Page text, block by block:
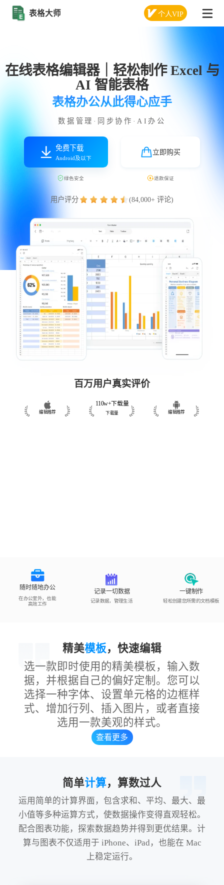
表格大师 个人VIP
在线表格编辑器｜轻松制作 Excel 与
AI 智能表格
表格办公从此得心应手
数据管理·同步协作·AI办公
免费下载
Android及以下
绿色安全
立即购买
退款保证
用户评分 (84,000+ 评论)
百万用户真实评价
编辑推荐
110w+下载量
下载量 编辑推荐
随时随地办公
在办公室外，也能
高效工作
记录一切数据
记录数据，管理生活
一键制作
轻松创建您所需的文档模板
精美模板，快速编辑
选一款即时使用的精美模板，输入数
据，并根据自己的偏好定制。您可以
选择一种字体、设置单元格的边框样
式、增加行列、插入图片，或者直接
选用一款美观的样式。
查看更多
简单计算，算数过人
运用简单的计算界面，包含求和、平均、最大、最
小值等多种运算方式，使数据操作变得直观轻松。
配合图表功能，探索数据趋势并得到更优结果。计
算与图表不仅适用于 iPhone、iPad，也能在 Mac
上稳定运行。